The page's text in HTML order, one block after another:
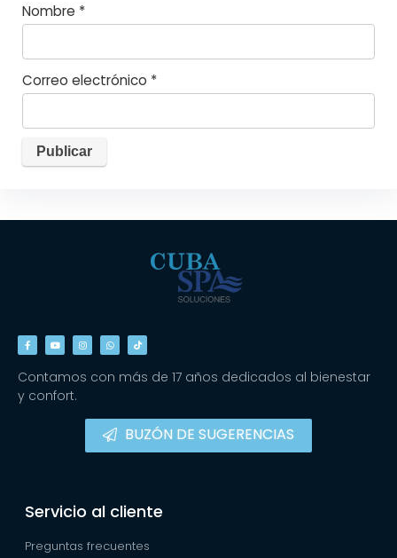
Nombre *
Correo electrónico *
Contamos con más de 17 años dedicados al bienestar
y confort.
BUZÓN DE SUGERENCIAS
Servicio al cliente
Preguntas frecuentes